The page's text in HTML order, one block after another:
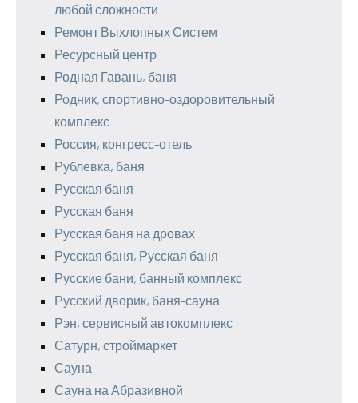
любой сложности
Ремонт Выхлопных Систем
Ресурсный центр
Родная Гавань, баня
Родник, спортивно-оздоровительный
комплекс
Россия, конгресс-отель
Рублевка, баня
Русская баня
Русская баня
Русская баня на дровах
Русская баня, Русская баня
Русские бани, банный комплекс
Русский дворик, баня-сауна
Рэн, сервисный автокомплекс
Сатурн, строймаркет
Сауна
Сауна на Абразивной